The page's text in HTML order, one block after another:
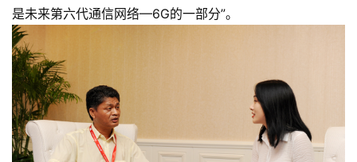
是未来第六代通信网络—6G的一部分”。